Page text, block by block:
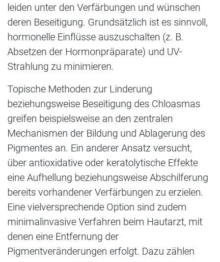
leiden unter den Verfärbungen und wünschen
deren Beseitigung. Grundsätzlich ist es sinnvoll,
hormonelle Einflüsse auszuschalten (z. B.
Absetzen der Hormonpräparate) und UV-
Strahlung zu minimieren.
Topische Methoden zur Linderung
beziehungsweise Beseitigung des Chloasmas
greifen beispielsweise an den zentralen
Mechanismen der Bildung und Ablagerung des
Pigmentes an. Ein anderer Ansatz versucht,
über antioxidative oder keratolytische Effekte
eine Aufhellung beziehungsweise Abschilferung
bereits vorhandener Verfärbungen zu erzielen.
Eine vielversprechende Option sind zudem
minimalinvasive Verfahren beim Hautarzt, mit
denen eine Entfernung der
Pigmentveränderungen erfolgt. Dazu zählen